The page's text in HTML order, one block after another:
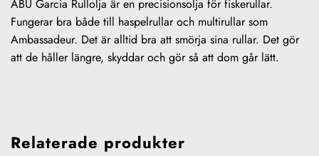
ABU Garcia Rullolja är en precisionsolja för fiskerullar.
Fungerar bra både till haspelrullar och multirullar som
Ambassadeur. Det är alltid bra att smörja sina rullar. Det gör
att de håller längre, skyddar och gör så att dom går lätt.
Relaterade produkter